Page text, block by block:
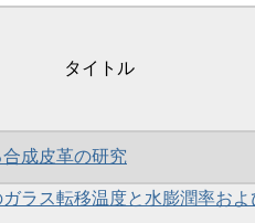
タイトル
成皮革の研究
ラス転移温度と水膨潤率およ